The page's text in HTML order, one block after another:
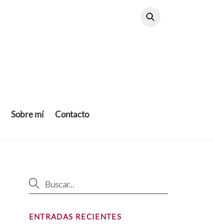
Sobre mí Contacto
ENTRADAS RECIENTES